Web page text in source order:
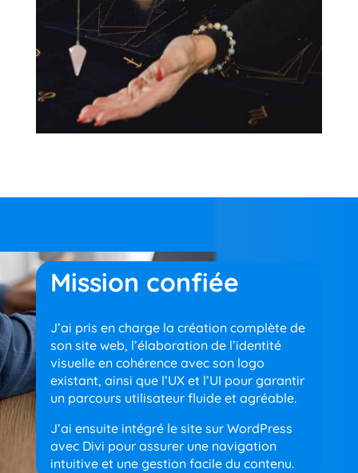
Mission confiée
J’ai pris en charge la création complète de
son site web, l’élaboration de l’identité
visuelle en cohérence avec son logo
existant, ainsi que l’UX et l’UI pour garantir
un parcours utilisateur fluide et agréable.
J’ai ensuite intégré le site sur WordPress
avec Divi pour assurer une navigation
intuitive et une gestion facile du contenu.